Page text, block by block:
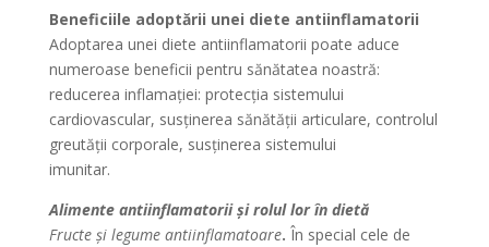
Beneficiile adoptării unei diete antiinflamatorii
Adoptarea unei diete antiinflamatorii poate aduce
numeroase beneficii pentru sănătatea noastră:
reducerea inflamației: protecția sistemului
cardiovascular, susținerea sănătății articulare, controlul
greutății corporale, susținerea sistemului
imunitar.
Alimente antiinflamatorii și rolul lor în dietă
Fructe și legume antiinflamatoare. În special cele de